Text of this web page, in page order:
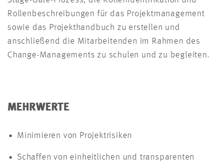
Rollenbeschreibungen für das Projektmanagement
sowie das Projekthandbuch zu erstellen und
anschließend die Mitarbeitenden im Rahmen des
Change-Managements zu schulen und zu begleiten.
MEHRWERTE
Minimieren von Projektrisiken
Schaffen von einheitlichen und transparenten